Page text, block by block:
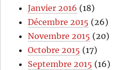
Janvier 2016 (18)
Décembre 2015 (26)
Novembre 2015 (20)
Octobre 2015 (17)
Septembre 2015 (16)